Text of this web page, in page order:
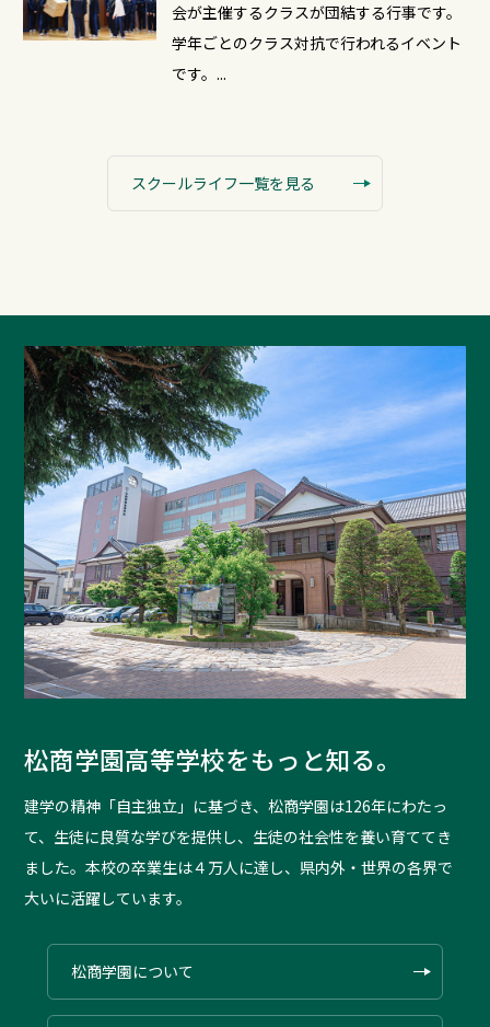
会が主催するクラスが団結する行事です。
学年ごとのクラス対抗で行われるイベント
です。...
スクールライフ一覧を見る
松商学園高等学校をもっと知る。
建学の精神「自主独立」に基づき、松商学園は126年にわたっ
て、生徒に良質な学びを提供し、生徒の社会性を養い育ててき
ました。本校の卒業生は４万人に達し、県内外・世界の各界で
大いに活躍しています。
松商学園について